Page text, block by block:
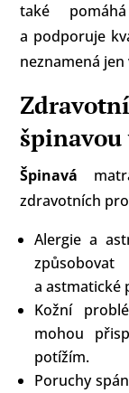
také
a podporuje
neznamená
Špinavá
zdravotních
Alergie a
a astmatické
Kožní
mohou
potížím.
Poruchy